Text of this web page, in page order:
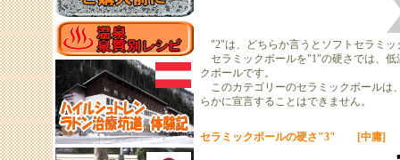
"2"は、どちらか言うとソフトセラミッ
セラミックボールを"1"の硬さでは、低
クボールです。
このカテゴリーのセラミックボールは
らかに宣言することはできません。
セラミックボールの硬さ"3" [中庸]